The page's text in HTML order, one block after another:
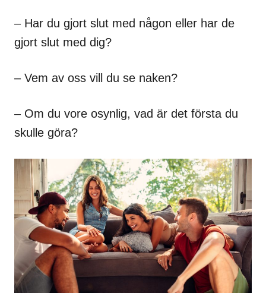
– Har du gjort slut med någon eller har de
gjort slut med dig?
– Vem av oss vill du se naken?
– Om du vore osynlig, vad är det första du
skulle göra?